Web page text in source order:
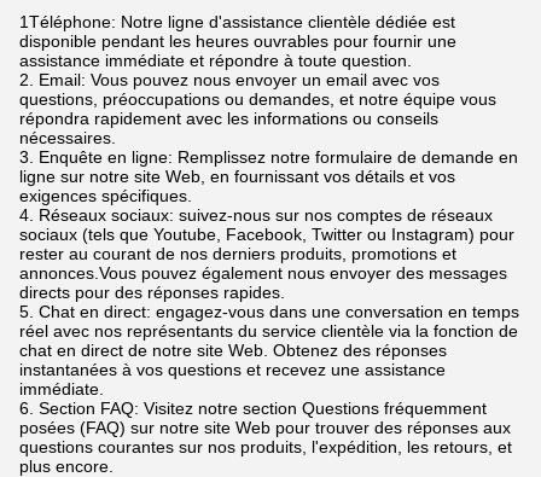
1Téléphone: Notre ligne d'assistance clientèle dédiée est
disponible pendant les heures ouvrables pour fournir une
assistance immédiate et répondre à toute question.
2. Email: Vous pouvez nous envoyer un email avec vos
questions, préoccupations ou demandes, et notre équipe vous
répondra rapidement avec les informations ou conseils
nécessaires.
3. Enquête en ligne: Remplissez notre formulaire de demande en
ligne sur notre site Web, en fournissant vos détails et vos
exigences spécifiques.
4. Réseaux sociaux: suivez-nous sur nos comptes de réseaux
sociaux (tels que Youtube, Facebook, Twitter ou Instagram) pour
rester au courant de nos derniers produits, promotions et
annonces.Vous pouvez également nous envoyer des messages
directs pour des réponses rapides.
5. Chat en direct: engagez-vous dans une conversation en temps
réel avec nos représentants du service clientèle via la fonction de
chat en direct de notre site Web. Obtenez des réponses
instantanées à vos questions et recevez une assistance
immédiate.
6. Section FAQ: Visitez notre section Questions fréquemment
posées (FAQ) sur notre site Web pour trouver des réponses aux
questions courantes sur nos produits, l'expédition, les retours, et
plus encore.